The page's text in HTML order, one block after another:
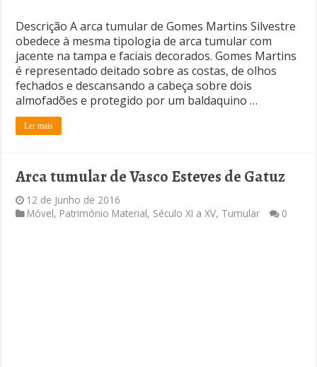
Descrição A arca tumular de Gomes Martins Silvestre
obedece à mesma tipologia de arca tumular com
jacente na tampa e faciais decorados. Gomes Martins
é representado deitado sobre as costas, de olhos
fechados e descansando a cabeça sobre dois
almofadões e protegido por um baldaquino …
Ler mais
Arca tumular de Vasco Esteves de Gatuz
12 de Junho de 2016
Móvel, Património Material, Século XI a XV, Tumular 0